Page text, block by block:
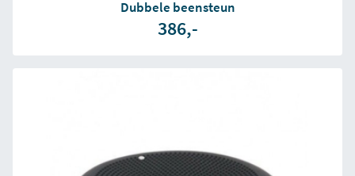
Dubbele beensteun
386,-